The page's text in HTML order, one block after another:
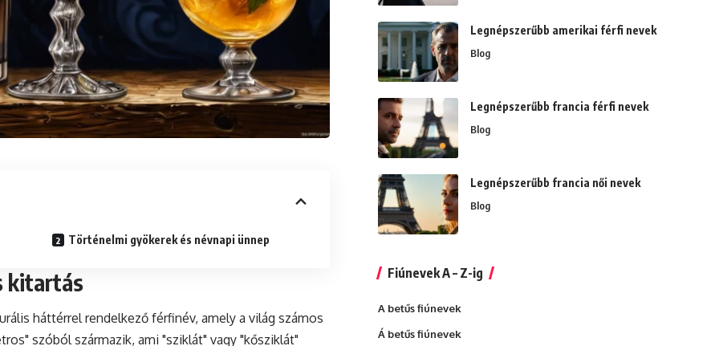
Történelmi gyökerek és névnapi ünnep
kitartás
háttérrel rendelkező férfinév, amely a világ számos
szóból származik, ami "sziklát" vagy "kősziklát"
Legnépszerűbb amerikai férfi nevek
Blog
Legnépszerűbb francia férfi nevek
Blog
Legnépszerűbb francia női nevek
Blog
Fiúnevek A – Z-ig
A betűs fiúnevek
Á betűs fiúnevek